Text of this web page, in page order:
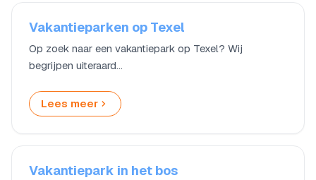
Vakantieparken op Texel
Op zoek naar een vakantiepark op Texel? Wij
begrijpen uiteraard…
Lees meer
Vakantiepark in het bos